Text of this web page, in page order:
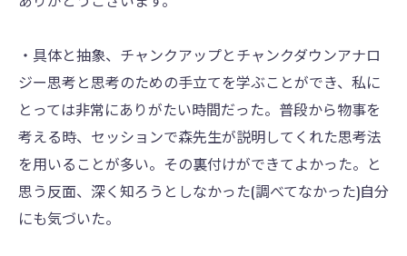
・具体と抽象、チャンクアップとチャンクダウンアナロ
ジー思考と思考のための手立てを学ぶことができ、私に
とっては非常にありがたい時間だった。普段から物事を
考える時、セッションで森先生が説明してくれた思考法
を用いることが多い。その裏付けができてよかった。と
思う反面、深く知ろうとしなかった(調べてなかった)自分
にも気づいた。